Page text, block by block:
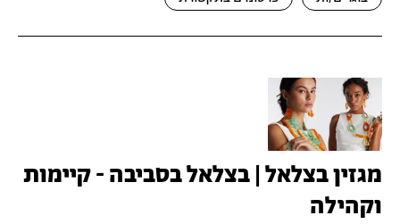
מגזין בצלאל | בצלאל בסביבה - קיימות
וקהילה